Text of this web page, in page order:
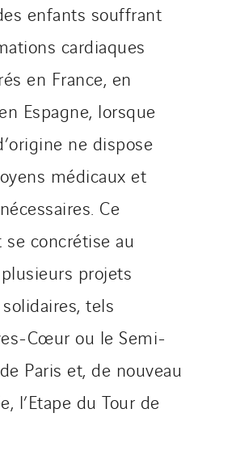
enfants souffrant
cardiaques
en France, en
Espagne, lorsque
ne dispose
médicaux et
Ce
se concrétise au
projets
tels
Cœur ou le Semi-
Paris et, de nouveau
l’Etape du Tour de
Services